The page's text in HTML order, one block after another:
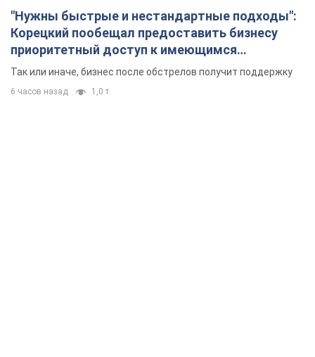
"Нужны быстрые и нестандартные подходы":
Корецкий пообещал предоставить бизнесу
приоритетный доступ к имеющимся
складским помещениям
Так или иначе, бизнес после обстрелов получит поддержку
6 часов назад 1,0 т.